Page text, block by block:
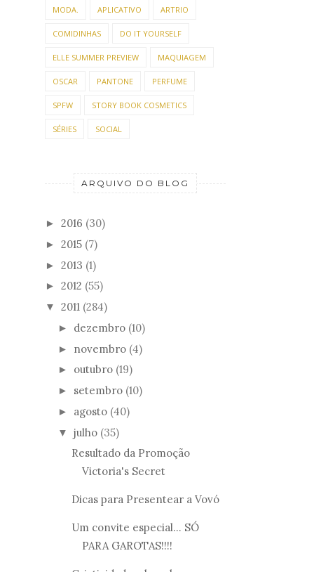
MODA. APLICATIVO ARTRIO
COMIDINHAS DO IT YOURSELF
ELLE SUMMER PREVIEW MAQUIAGEM
OSCAR PANTONE PERFUME
SPFW STORY BOOK COSMETICS
SÉRIES SOCIAL
ARQUIVO DO BLOG
► 2016 (30)
► 2015 (7)
► 2013 (1)
► 2012 (55)
▼ 2011 (284)
► dezembro (10)
► novembro (4)
► outubro (19)
► setembro (10)
► agosto (40)
▼ julho (35)
Resultado da Promoção
Victoria's Secret
Dicas para Presentear a Vovó
Um convite especial... SÓ
PARA GAROTAS!!!!